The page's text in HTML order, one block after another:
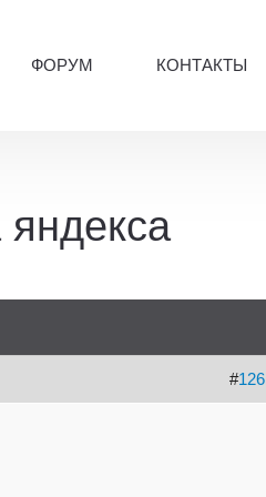
ФОРУМ КОНТАКТЫ
#126